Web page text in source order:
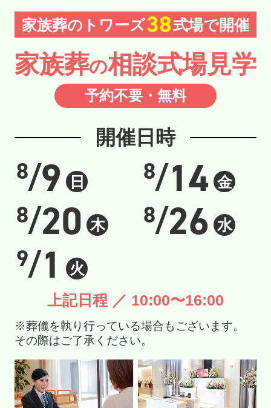
家族葬のトワーズ38式場で開催
家族葬の相談式場見学
予約不要・無料
開催日時
8/9 日 8/14 金
8/20 木 8/26 水
9/1 火
上記日程 ／ 10:00〜16:00
※葬儀を執り行っている場合もございます。
その際はご了承ください。